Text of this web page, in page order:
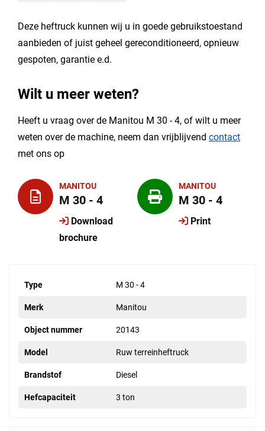
Deze heftruck kunnen wij u in goede gebruikstoestand
aanbieden of juist geheel gereconditioneerd, opnieuw
gespoten, garantie e.d.
Wilt u meer weten?
Heeft u vraag over de Manitou M 30 - 4, of wilt u meer
weten over de machine, neem dan vrijblijvend contact
met ons op
MANITOU
M 30 - 4
Download
brochure
MANITOU
M 30 - 4
Print
Type M 30 - 4
Merk Manitou
Object nummer 20143
Model Ruw terreinheftruck
Brandstof Diesel
Hefcapaciteit 3 ton